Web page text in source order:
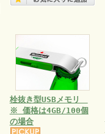
栓抜き型USBメモリ
※ 価格は4GB/100個
の場合